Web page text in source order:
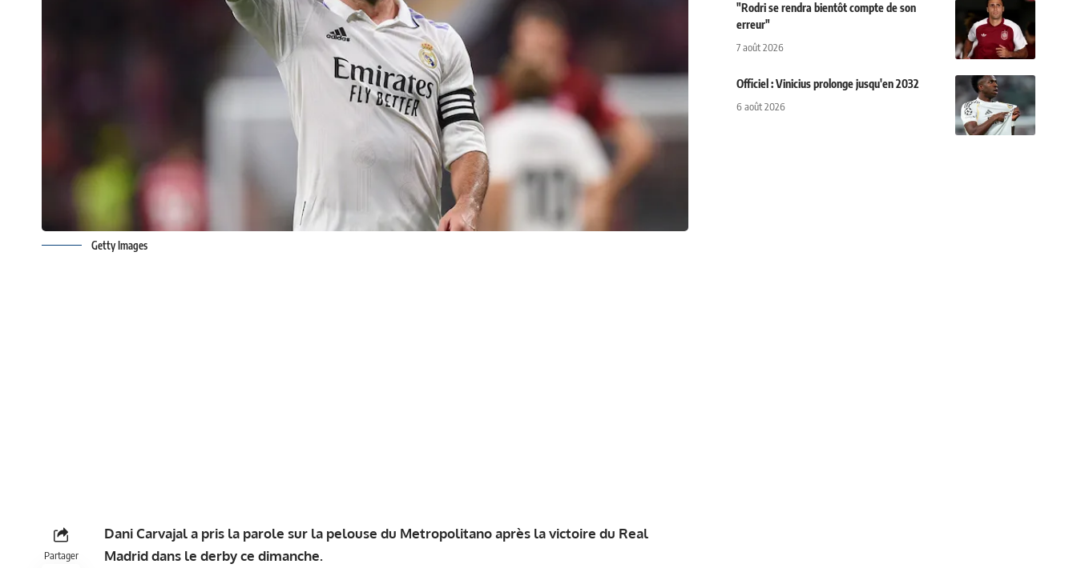
Getty Images
Partager
Dani Carvajal a pris la parole sur la pelouse du Metropolitano après la victoire du Real
Madrid dans le derby ce dimanche.
"Rodri se rendra bientôt compte de son
erreur"
7 août 2026
Officiel : Vinicius prolonge jusqu'en 2032
6 août 2026